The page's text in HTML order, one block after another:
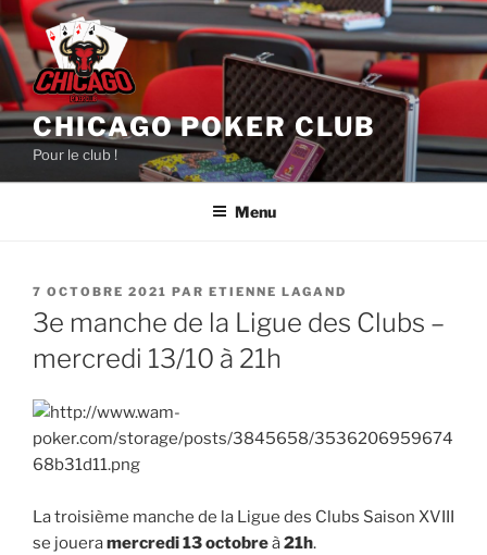
Aller
au
contenu
principal
CHICAGO POKER CLUB
Pour le club !
Menu
PUBLIÉ
LE
7 OCTOBRE 2021 PAR ETIENNE LAGAND
3e manche de la Ligue des Clubs –
mercredi 13/10 à 21h
La troisième manche de la Ligue des Clubs Saison XVIII
se joueramercredi 13 octobreà21h.